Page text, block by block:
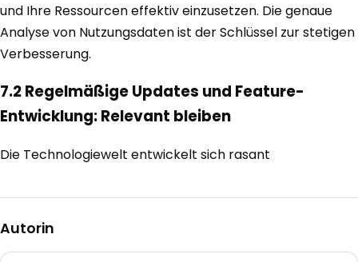
und Ihre Ressourcen effektiv einzusetzen. Die genaue
Analyse von Nutzungsdaten ist der Schlüssel zur stetigen
Verbesserung.
7.2 Regelmäßige Updates und Feature-
Entwicklung: Relevant bleiben
Die Technologiewelt entwickelt sich rasant
Autorin